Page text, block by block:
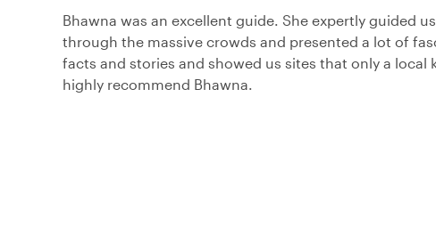
Bhawna was an excellent guide. She expertly guided us
through the massive crowds and presented a lot of
facts and stories and showed us sites that only a local
highly recommend Bhawna.